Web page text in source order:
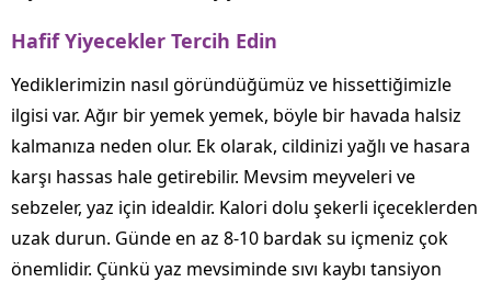
Hafif Yiyecekler Tercih Edin
Yediklerimizin nasıl göründüğümüz ve hissettiğimizle
ilgisi var. Ağır bir yemek yemek, böyle bir havada halsiz
kalmanıza neden olur. Ek olarak, cildinizi yağlı ve hasara
karşı hassas hale getirebilir. Mevsim meyveleri ve
sebzeler, yaz için idealdir. Kalori dolu şekerli içeceklerden
uzak durun. Günde en az 8-10 bardak su içmeniz çok
önemlidir. Çünkü yaz mevsiminde sıvı kaybı tansiyon